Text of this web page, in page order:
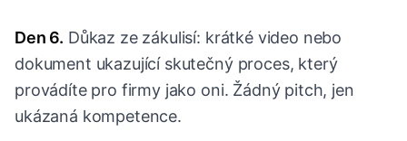
Den 6. Důkaz ze zákulisí: krátké video nebo
dokument ukazující skutečný proces, který
provádíte pro firmy jako oni. Žádný pitch, jen
ukázaná kompetence.